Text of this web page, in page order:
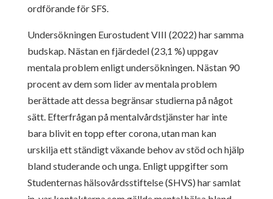
ordförande för SFS.
Undersökningen Eurostudent VIII (2022) har samma
budskap. Nästan en fjärdedel (23,1 %) uppgav
mentala problem enligt undersökningen. Nästan 90
procent av dem som lider av mentala problem
berättade att dessa begränsar studierna på något
sätt. Efterfrågan på mentalvårdstjänster har inte
bara blivit en topp efter corona, utan man kan
urskilja ett ständigt växande behov av stöd och hjälp
bland studerande och unga. Enligt uppgifter som
Studenternas hälsovårdsstiftelse (SHVS) har samlat